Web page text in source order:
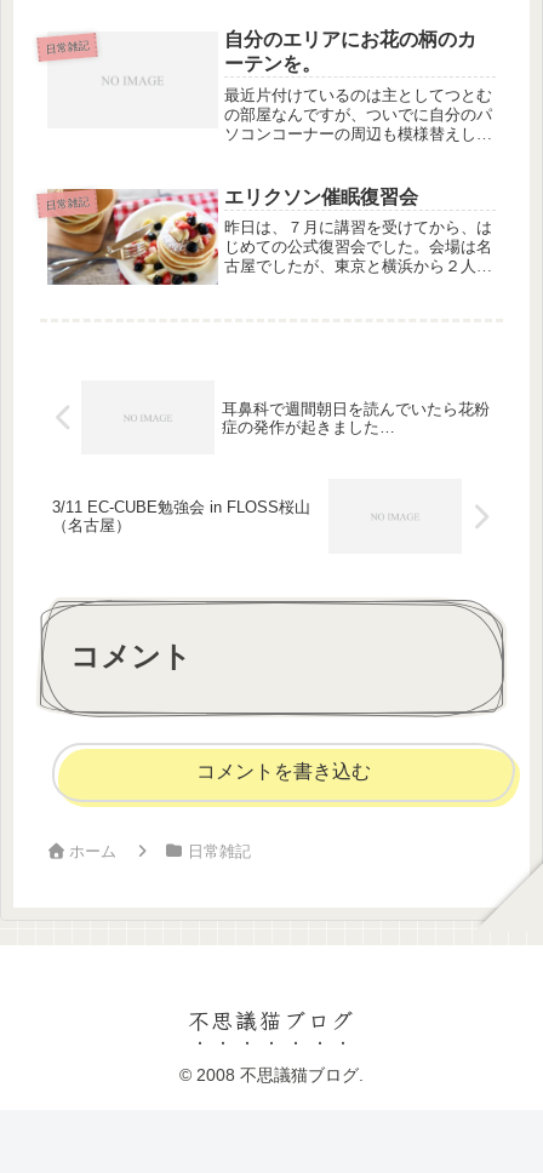
りはとても面白いです。今は特にイス
ラム圏やウクライナ方面のこみいった
事情...
日常雑記
自分のエリアにお花の柄のカ
ーテンを。
最近片付けているのは主としてつとむ
の部屋なんですが、ついでに自分のパ
ソコンコーナーの周辺も模様替えしま
地図も、他の場所から移し替えて目の
前に貼りました。これは名古屋の実際
の...
日常雑記 エリクソン催眠復習会
昨日は、７月に講習を受けてから、は
じめての公式復習会でした。会場は名
古屋でしたが、東京と横浜から２人参
耳鼻科で週間朝日を読んでいたら花粉
症の発作が起きました…
3/11 EC-CUBE勉強会 in FLOSS桜山
（名古屋）
コメント
コメントを書き込む
ホーム 日常雑記
不思議猫ブログ
© 2008 不思議猫ブログ.